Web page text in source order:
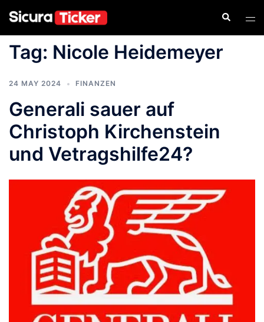
Tag: Nicole Heidemeyer
24 MAY 2024 FINANZEN
Generali sauer auf
Christoph Kirchenstein
und Vetragshilfe24?